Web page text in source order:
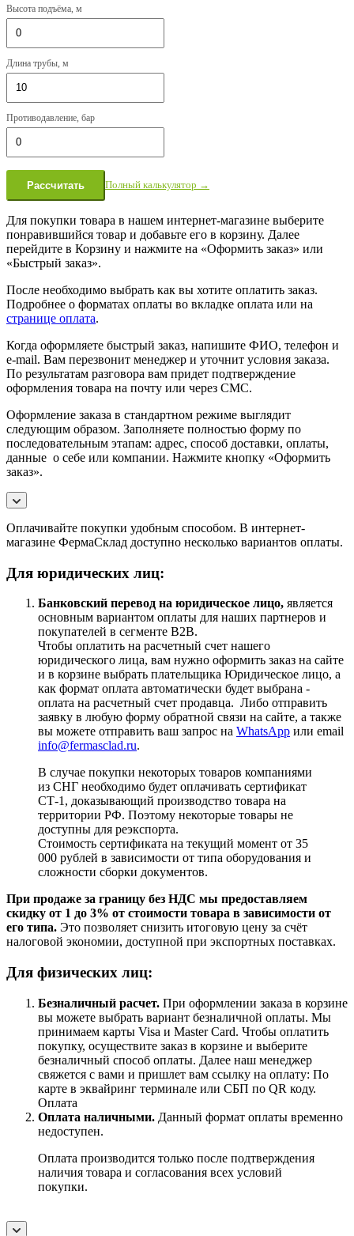
Высота подъёма, м
Длина трубы, м
Противодавление, бар
Рассчитать Полный калькулятор →
Для покупки товара в нашем интернет-магазине выберите
понравившийся товар и добавьте его в корзину. Далее
перейдите в Корзину и нажмите на «Оформить заказ» или
«Быстрый заказ».
После необходимо выбрать как вы хотите оплатить заказ.
Подробнее о форматах оплаты во вкладке оплата или на
странице оплата.
Когда оформляете быстрый заказ, напишите ФИО, телефон и
e-mail. Вам перезвонит менеджер и уточнит условия заказа.
По результатам разговора вам придет подтверждение
оформления товара на почту или через СМС.
Оформление заказа в стандартном режиме выглядит
следующим образом. Заполняете полностью форму по
последовательным этапам: адрес, способ доставки, оплаты,
данные о себе или компании. Нажмите кнопку «Оформить
заказ».
Оплачивайте покупки удобным способом. В интернет-
магазине ФермаСклад доступно несколько вариантов оплаты.
Для юридических лиц:
Банковский перевод на юридическое лицо, является
основным вариантом оплаты для наших партнеров и
покупателей в сегменте B2B.
Чтобы оплатить на расчетный счет нашего
юридического лица, вам нужно оформить заказ на сайте
и в корзине выбрать плательщика Юридическое лицо, а
как формат оплата автоматически будет выбрана -
оплата на расчетный счет продавца. Либо отправить
заявку в любую форму обратной связи на сайте, а также
вы можете отправить ваш запрос на WhatsApp или email
info@fermasclad.ru.
В случае покупки некоторых товаров компаниями
из СНГ необходимо будет оплачивать сертификат
СТ-1, доказывающий производство товара на
территории РФ. Поэтому некоторые товары не
доступны для реэкспорта.
Стоимость сертификата на текущий момент от 35
000 рублей в зависимости от типа оборудования и
сложности сборки документов.
При продаже за границу без НДС мы предоставляем
скидку от 1 до 3% от стоимости товара в зависимости от
его типа. Это позволяет снизить итоговую цену за счёт
налоговой экономии, доступной при экспортных поставках.
Для физических лиц:
Безналичный расчет. При оформлении заказа в корзине
вы можете выбрать вариант безналичной оплаты. Мы
принимаем карты Visa и Master Card. Чтобы оплатить
покупку, осуществите заказ в корзине и выберите
безналичный способ оплаты. Далее наш менеджер
свяжется с вами и пришлет вам ссылку на оплату: По
карте в эквайринг терминале или СБП по QR коду.
Оплата
Оплата наличными. Данный формат оплаты временно
недоступен.
Оплата производится только после подтверждения
наличия товара и согласования всех условий
покупки.